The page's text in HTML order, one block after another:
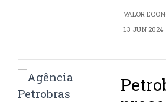
VALOR
13 JUN 2024